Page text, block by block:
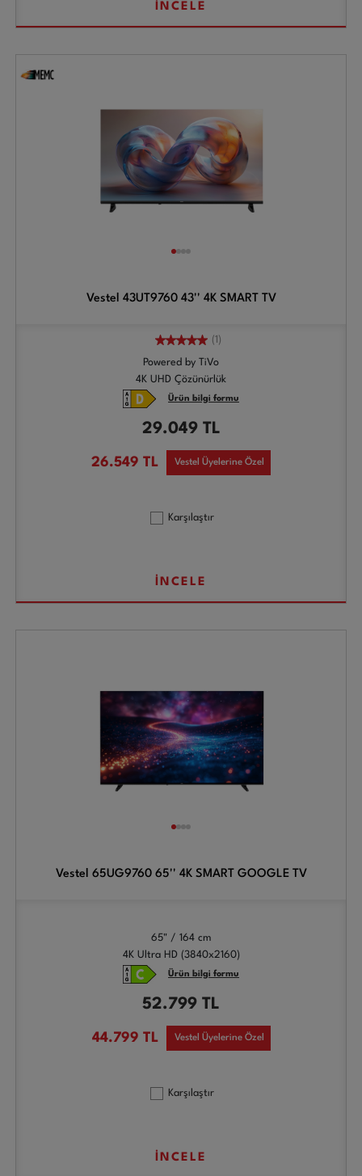
İNCELE
Vestel 43UT9760 43'' 4K SMART TV
(1)
Powered by TiVo
4K UHD Çözünürlük
Ürün bilgi formu
29.049 TL
26.549 TL Vestel Üyelerine Özel
Karşılaştır
İNCELE
Vestel 65UG9760 65'' 4K SMART GOOGLE TV
65" / 164 cm
4K Ultra HD (3840x2160)
Ürün bilgi formu
52.799 TL
44.799 TL Vestel Üyelerine Özel
Karşılaştır
İNCELE